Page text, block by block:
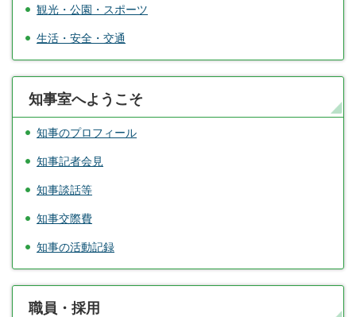
観光・公園・スポーツ
生活・安全・交通
知事室へようこそ
知事のプロフィール
知事記者会見
知事談話等
知事交際費
知事の活動記録
職員・採用